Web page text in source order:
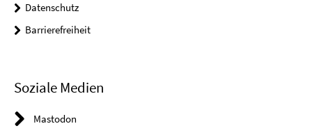
Datenschutz
Barrierefreiheit
Soziale Medien
Mastodon